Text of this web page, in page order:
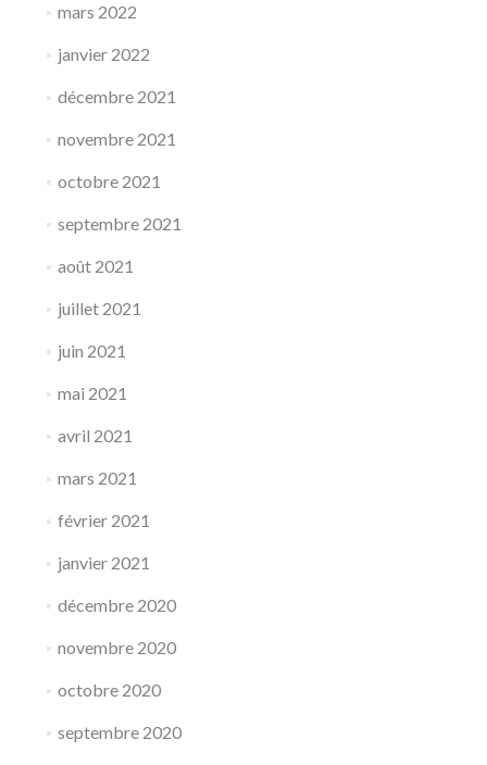
mars 2022
janvier 2022
décembre 2021
novembre 2021
octobre 2021
septembre 2021
août 2021
juillet 2021
juin 2021
mai 2021
avril 2021
mars 2021
février 2021
janvier 2021
décembre 2020
novembre 2020
octobre 2020
septembre 2020